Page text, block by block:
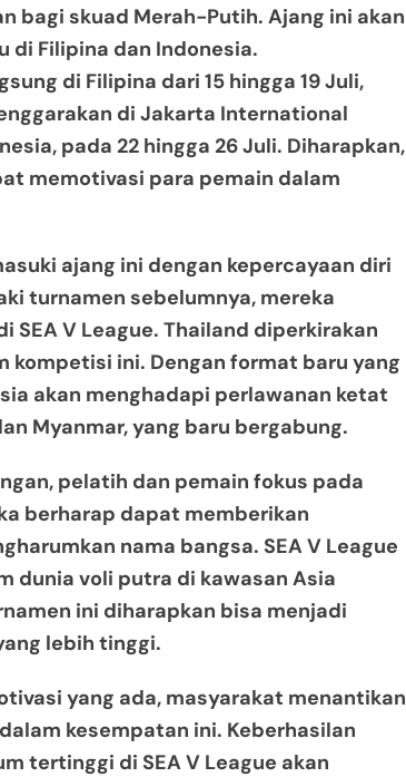
bagi skuad Merah-Putih. Ajang ini akan
di Filipina dan Indonesia.
di Filipina dari 15 hingga 19 Juli,
di Jakarta International
pada 22 hingga 26 Juli. Diharapkan,
memotivasi para pemain dalam
ajang ini dengan kepercayaan diri
turnamen sebelumnya, mereka
V League. Thailand diperkirakan
kompetisi ini. Dengan format baru yang
akan menghadapi perlawanan ketat
Myanmar, yang baru bergabung.
pelatih dan pemain fokus pada
berharap dapat memberikan
nama bangsa. SEA V League
dunia voli putra di kawasan Asia
ini diharapkan bisa menjadi
lebih tinggi.
yang ada, masyarakat menantikan
kesempatan ini. Keberhasilan
tertinggi di SEA V League akan